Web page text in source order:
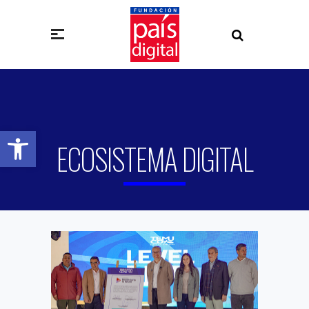
Abrir barra de herramientas
ECOSISTEMA DIGITAL